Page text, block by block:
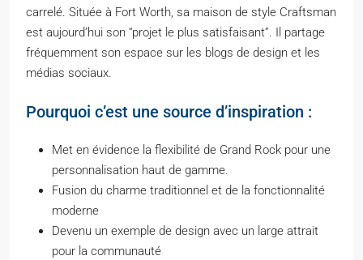
carrelé. Située à Fort Worth, sa maison de style Craftsman
est aujourd’hui son “projet le plus satisfaisant”. Il partage
fréquemment son espace sur les blogs de design et les
médias sociaux.
Pourquoi c’est une source d’inspiration :
Met en évidence la flexibilité de Grand Rock pour une
personnalisation haut de gamme.
Fusion du charme traditionnel et de la fonctionnalité
moderne
Devenu un exemple de design avec un large attrait
pour la communauté